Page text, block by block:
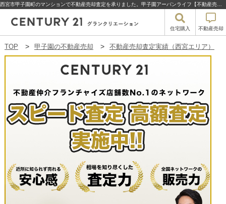
住宅購入 不動産売却
TOP 甲子園の不動産売却 不動産売却査定実績（西宮エリア）